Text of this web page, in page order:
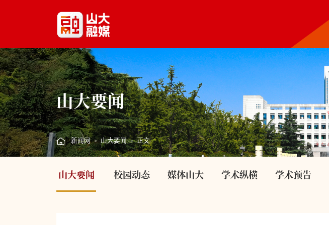
山大要闻
新闻网 > 山大要闻 > 正文
山大要闻 校园动态 媒体山大 学术纵横 学术预告